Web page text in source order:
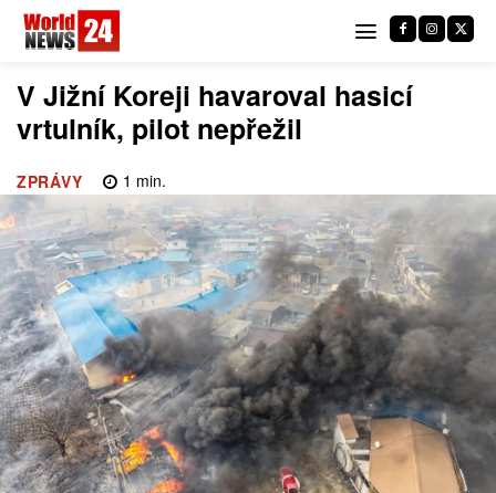
V Jižní Koreji havaroval hasicí
vrtulník, pilot nepřežil
ZPRÁVY 1 min.